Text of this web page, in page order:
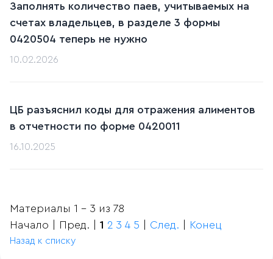
Заполнять количество паев, учитываемых на
счетах владельцев, в разделе 3 формы
0420504 теперь не нужно
10.02.2026
ЦБ разъяснил коды для отражения алиментов
в отчетности по форме 0420011
16.10.2025
Материалы 1 - 3 из 78
Начало | Пред. | 1 2 3 4 5 След. Конец
Назад к списку